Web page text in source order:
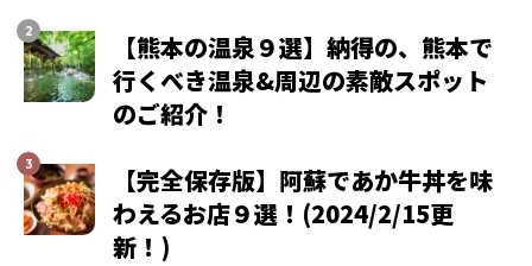
【熊本の温泉９選】納得の、熊本で
行くべき温泉&周辺の素敵スポット
のご紹介！
【完全保存版】阿蘇であか牛丼を味
わえるお店９選！(2024/2/15更
新！)